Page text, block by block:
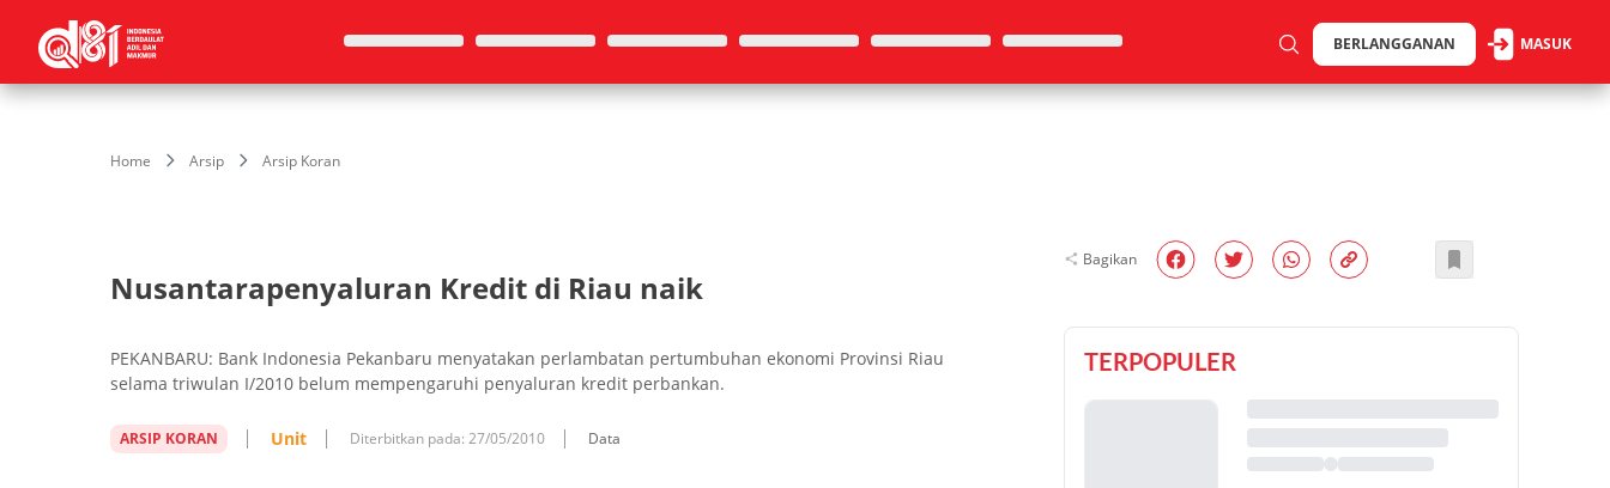
BERLANGGANAN MASUK
Home Arsip Arsip Koran
Nusantarapenyaluran Kredit di Riau naik
PEKANBARU: Bank Indonesia Pekanbaru menyatakan perlambatan pertumbuhan ekonomi Provinsi Riau
selama triwulan I/2010 belum mempengaruhi penyaluran kredit perbankan.
ARSIP KORAN Unit Diterbitkan pada: 27/05/2010 Data
Bagikan
TERPOPULER